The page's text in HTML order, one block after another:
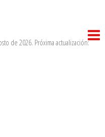
de 2026. Próxima actualización: